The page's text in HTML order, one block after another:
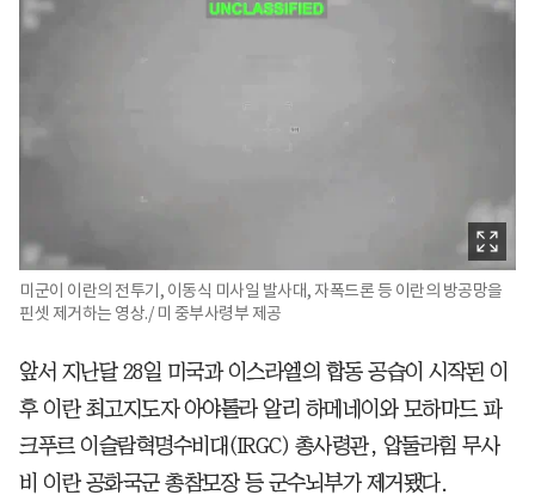
미군이 이란의 전투기, 이동식 미사일 발사대, 자폭드론 등 이란의 방공망을
핀셋 제거하는 영상./ 미 중부사령부 제공
앞서 지난달 28일 미국과 이스라엘의 합동 공습이 시작된 이
후 이란 최고지도자 아야톨라 알리 하메네이와 모하마드 파
크푸르 이슬람혁명수비대(IRGC) 총사령관, 압둘라힘 무사
비 이란 공화국군 총참모장 등 군수뇌부가 제거됐다.